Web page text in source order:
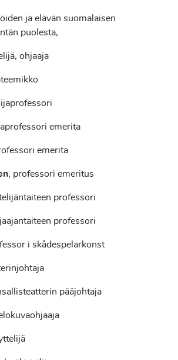
ja elävän suomalaisen
puolesta,
ohjaaja
emerita
emerita
, professori emeritus
professori
professori
i skådespelarkonst
pääjohtaja